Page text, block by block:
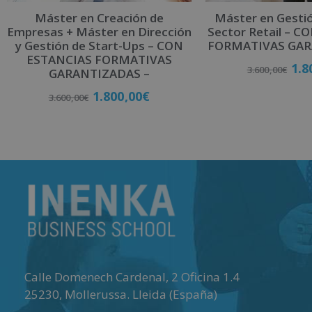
Máster en Creación de
Empresas + Máster en Dirección
y Gestión de Start-Ups – CON
ESTANCIAS FORMATIVAS
GARANTIZADAS –
3.600,00€ 1.800,00€
Máster en
Sector Retail –
FORMATIVAS
3.600,00€
Calle Domenech Cardenal, 2 Oficina 1.4
25230, Mollerussa. Lleida (España)